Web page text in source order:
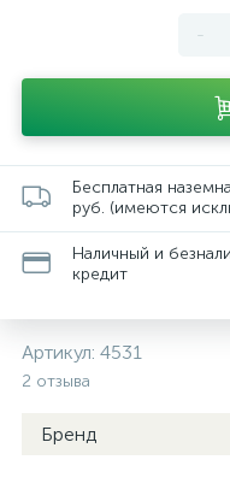
-
Бесплатная
руб. (имеются
Наличный и
кредит
Артикул: 4531
2 отзыва
Бренд